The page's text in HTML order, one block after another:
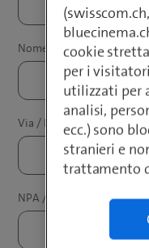
cookie
per i
utilizzati per
analisi,
ecc.) sono
stranieri e
trattamento